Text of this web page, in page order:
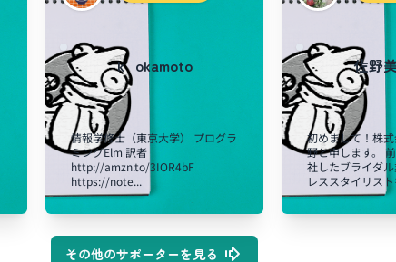
k_okamoto
情報学修士（東京大学） プログラ
ミングElm 訳者
http://amzn.to/3IOR4bF
https://note...
佐野
初めまして！株
野と申します。
社したブライダ
レススタイリス
その他のサポーターを見る